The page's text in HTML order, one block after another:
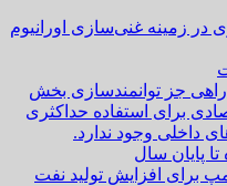
غنی‌سازی اورانیوم
توانمندسازی بخش
حداکثری
ندارد.
تولید نفت